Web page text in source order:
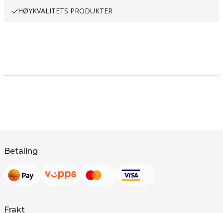
HØYKVALITETS PRODUKTER
Betaling
Frakt